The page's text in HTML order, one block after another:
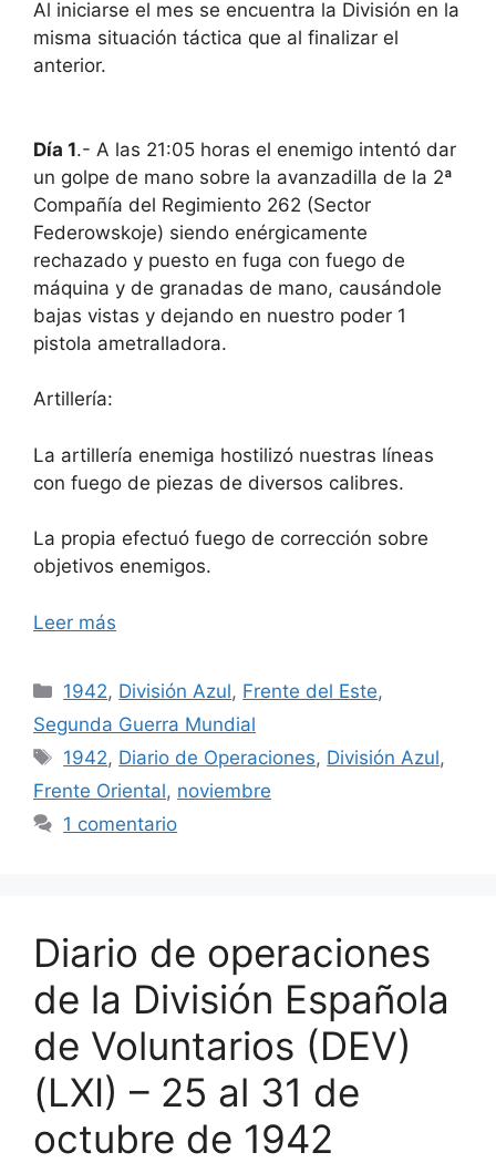
Al iniciarse el mes se encuentra la División en la
misma situación táctica que al finalizar el
anterior.
Día 1.- A las 21:05 horas el enemigo intentó dar
un golpe de mano sobre la avanzadilla de la 2ª
Compañía del Regimiento 262 (Sector
Federowskoje) siendo enérgicamente
rechazado y puesto en fuga con fuego de
máquina y de granadas de mano, causándole
bajas vistas y dejando en nuestro poder 1
pistola ametralladora.
Artillería:
La artillería enemiga hostilizó nuestras líneas
con fuego de piezas de diversos calibres.
La propia efectuó fuego de corrección sobre
objetivos enemigos.
Leer más
Categorías
1942, División Azul, Frente del Este,
Segunda Guerra Mundial
Etiquetas
1942, Diario de Operaciones, División Azul,
Frente Oriental, noviembre
1 comentario
Diario de operaciones
de la División Española
de Voluntarios (DEV)
(LXI) – 25 al 31 de
octubre de 1942